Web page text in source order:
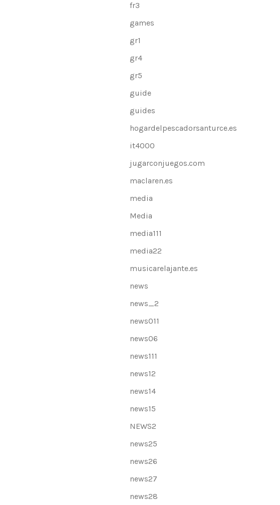
fr3
games
gr1
gr4
gr5
guide
guides
hogardelpescadorsanturce.es
it4000
jugarconjuegos.com
maclaren.es
media
Media
media111
media22
musicarelajante.es
news
news_2
news011
news06
news111
news12
news14
news15
NEWS2
news25
news26
news27
news28